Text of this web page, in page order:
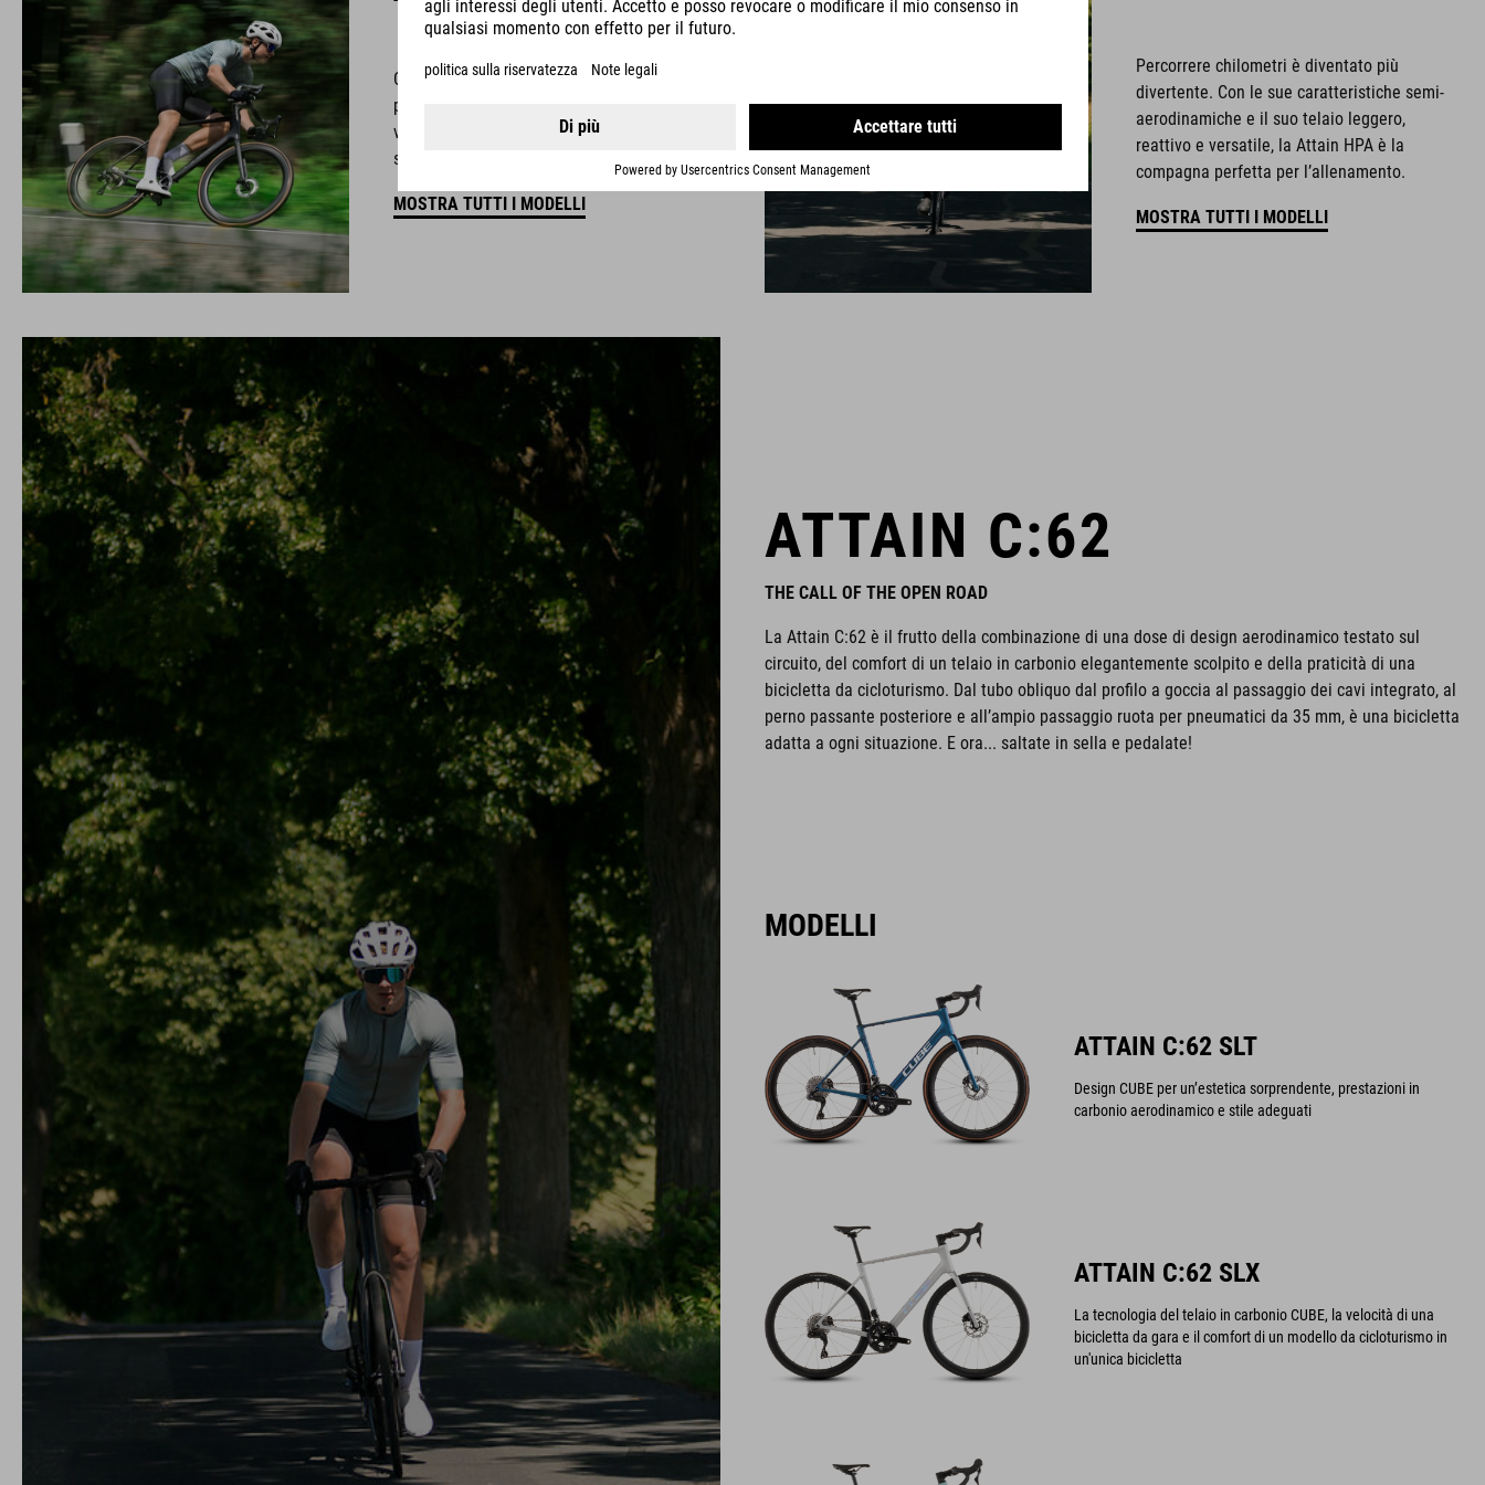
Con un elegante chassis in carbonio C:62®
progettato all’insegna del comfort e della
velocità - Attain C:62 è la bicicletta ideale per
seguire il vostro club e allenarvi.
MOSTRA TUTTI I MODELLI
Percorrere chilometri è diventato più
divertente. Con le sue caratteristiche semi-
aerodinamiche e il suo telaio leggero,
reattivo e versatile, la Attain HPA è la
compagna perfetta per l’allenamento.
MOSTRA TUTTI I MODELLI
ATTAIN C:62
THE CALL OF THE OPEN ROAD
La Attain C:62 è il frutto della combinazione di una dose di design aerodinamico testato sul
circuito, del comfort di un telaio in carbonio elegantemente scolpito e della praticità di una
bicicletta da cicloturismo. Dal tubo obliquo dal profilo a goccia al passaggio dei cavi integrato, al
perno passante posteriore e all’ampio passaggio ruota per pneumatici da 35 mm, è una bicicletta
adatta a ogni situazione. E ora... saltate in sella e pedalate!
MODELLI
ATTAIN C:62 SLT
Design CUBE per un’estetica sorprendente, prestazioni in
carbonio aerodinamico e stile adeguati
ATTAIN C:62 SLX
La tecnologia del telaio in carbonio CUBE, la velocità di una
bicicletta da gara e il comfort di un modello da cicloturismo in
un'unica bicicletta